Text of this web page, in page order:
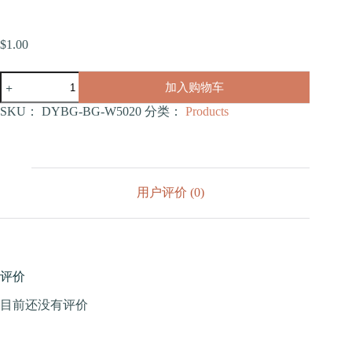
$1.00
物
玩
数
量
加入购物车
SKU： DYBG-BG-W5020 分类： Products
用户评价 (0)
评价
目前还没有评价